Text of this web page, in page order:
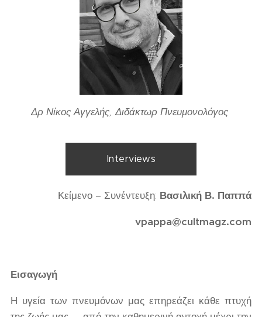
Δρ Νίκος Αγγελής, Διδάκτωρ Πνευμονολόγος
Interviews
Κείμενο – Συνέντευξη: Βασιλική Β. Παππά
vpappa@cultmagz.com
Εισαγωγή
Η υγεία των πνευμόνων μας επηρεάζει κάθε πτυχή